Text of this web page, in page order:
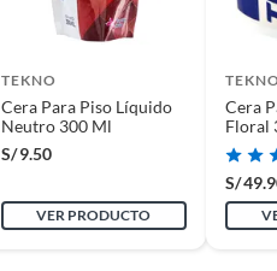
TEKNO
Cera Para Piso Líquido
Neutro 300 Ml
S/ 9.50
VER PRODUCTO
Cera
Floral
S/